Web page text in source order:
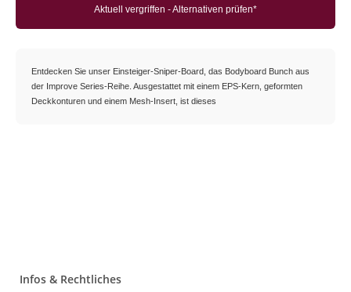
Aktuell vergriffen - Alternativen prüfen*
Entdecken Sie unser Einsteiger-Sniper-Board, das Bodyboard Bunch aus
der Improve Series-Reihe. Ausgestattet mit einem EPS-Kern, geformten
Deckkonturen und einem Mesh-Insert, ist dieses
Infos & Rechtliches